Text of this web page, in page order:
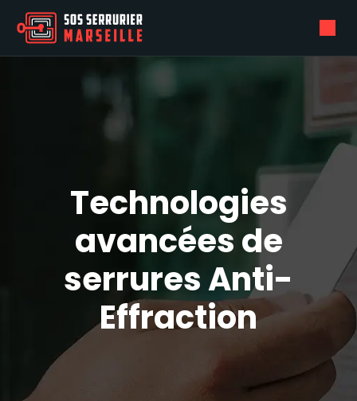
Technologies
avancées de
serrures Anti-
Effraction